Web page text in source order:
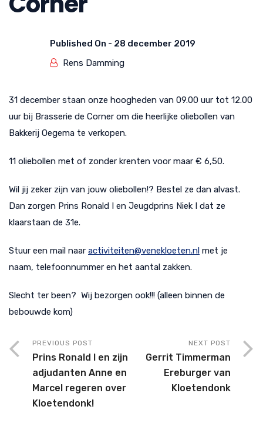
Published On - 28 december 2019
Rens Damming
31 december staan onze hoogheden van 09.00 uur tot 12.00
uur bij Brasserie de Corner om die heerlijke oliebollen van
Bakkerij Oegema te verkopen.
11 oliebollen met of zonder krenten voor maar € 6,50.
Wil jij zeker zijn van jouw oliebollen!? Bestel ze dan alvast.
Dan zorgen Prins Ronald I en Jeugdprins Niek I dat ze
klaarstaan de 31e.
Stuur een mail naar activiteiten@venekloeten.nl met je
naam, telefoonnummer en het aantal zakken.
Slecht ter been? Wij bezorgen ook!!! (alleen binnen de
bebouwde kom)
PREVIOUS POST
Prins Ronald I en zijn
adjudanten Anne en
Marcel regeren over
Kloetendonk!
NEXT POST
Gerrit Timmerman
Ereburger van
Kloetendonk